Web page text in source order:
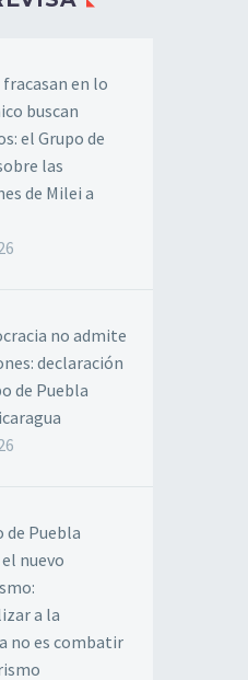
fracasan en lo
buscan
el Grupo de
las
de Milei a
no admite
declaración
de Puebla
de Puebla
nuevo
a la
no es combatir